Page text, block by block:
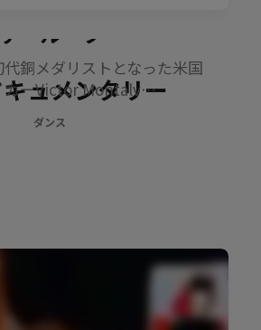
ュメンタリー
ザ・ループ
銅メダリストとなった米国
カーVictor Montalv…
ダンス